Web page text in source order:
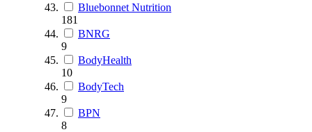
Bluebonnet Nutrition
181
BNRG
9
BodyHealth
10
BodyTech
9
BPN
8